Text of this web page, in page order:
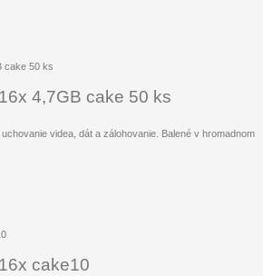
4,7GB cake 50 ks
videa, dát a zálohovanie. Balené v hromadnom
cake10